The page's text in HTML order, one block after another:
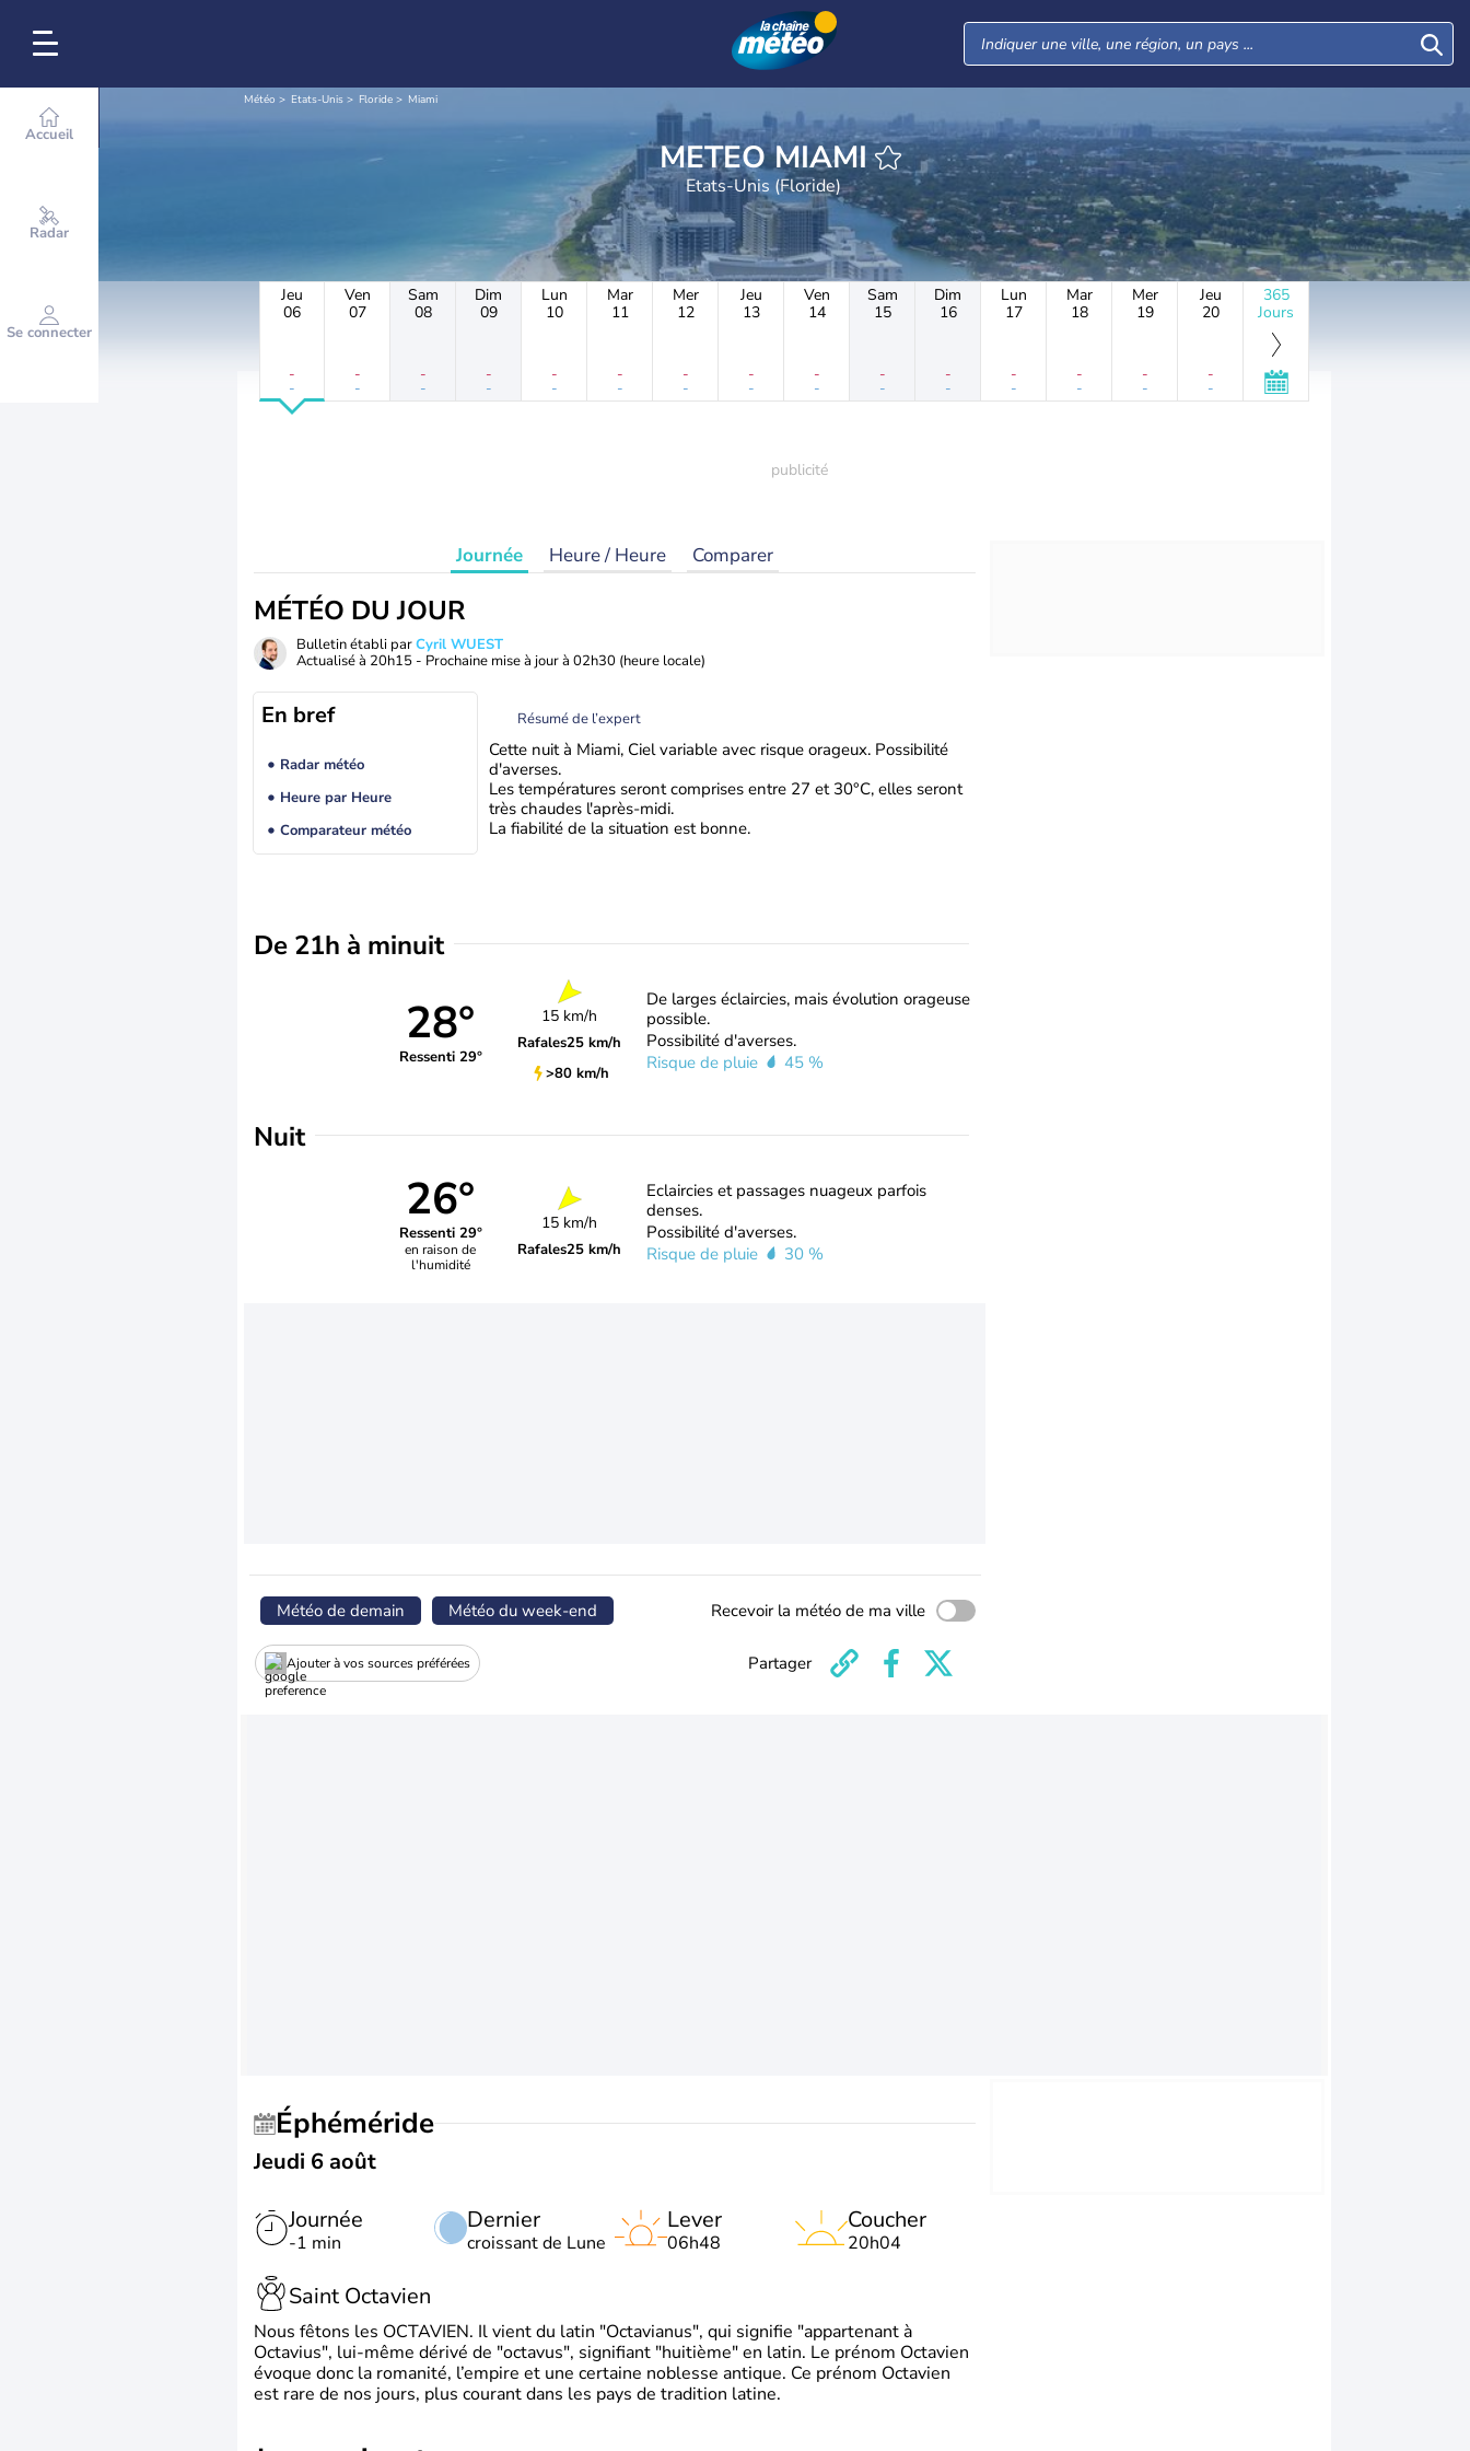
Accueil
Radar
Se connecter
Météo Etats-Unis Floride Miami
METEO MIAMI
Etats-Unis (Floride)
Jeu
06
-
-
Ven
07
-
-
Sam
08
-
-
Dim
09
-
-
Lun
10
-
-
Mar
11
-
-
Mer
12
-
-
Jeu
13
-
-
Ven
14
-
-
Sam
15
-
-
Dim
16
-
-
Lun
17
-
-
Mar
18
-
-
Mer
19
-
-
Jeu
20
-
-
365
Jours
Journée Heure / Heure Comparer
MÉTÉO DU JOUR
Bulletin établi parCyril WUEST
Actualisé à 20h15 - Prochaine mise à jour à 02h30 (heure locale)
En bref
Radar météo
Heure par Heure
Comparateur météo
Résumé de l’expert
Cette nuit à Miami, Ciel variable avec risque orageux. Possibilité
d'averses.
Les températures seront comprises entre 27 et 30°C, elles seront
très chaudes l'après-midi.
La fiabilité de la situation est bonne.
De 21h à minuit
28°
Ressenti 29°
15 km/h
Rafales25 km/h
>80 km/h
De larges éclaircies, mais évolution orageuse
possible.
Possibilité d'averses.
Risque de pluie
45 %
Nuit
26°
Ressenti 29°
en raison de
l'humidité
15 km/h
Rafales25 km/h
Eclaircies et passages nuageux parfois
denses.
Possibilité d'averses.
Risque de pluie
30 %
Météo de demain Météo du week-end Recevoir la météo de ma ville
Ajouter à vos sources préférées Partager
Éphéméride
Jeudi 6 août
Journée
-1 min
Dernier
croissant de Lune
Lever
06h48
Coucher
20h04
Saint Octavien
Nous fêtons les OCTAVIEN. Il vient du latin "Octavianus", qui signifie "appartenant à
Octavius", lui-même dérivé de "octavus", signifiant "huitième" en latin. Le prénom Octavien
évoque donc la romanité, l’empire et une certaine noblesse antique. Ce prénom Octavien
est rare de nos jours, plus courant dans les pays de tradition latine.